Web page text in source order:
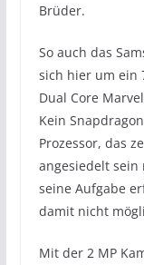
Brüder.
So auch das
sich hier um ein
Dual Core
Kein
Prozessor, das
angesiedelt sein
seine Aufgabe
damit nicht
Mit der 2 MP